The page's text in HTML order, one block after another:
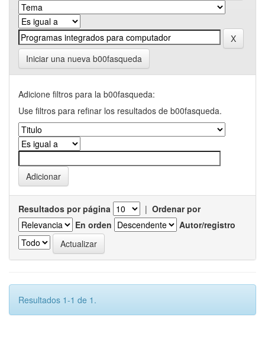
Iniciar una nueva b00fasqueda
Adicione filtros para la b00fasqueda:
Use filtros para refinar los resultados de b00fasqueda.
Resultados por página | Ordenar por
En orden
Autor/registro
Resultados 1-1 de 1.